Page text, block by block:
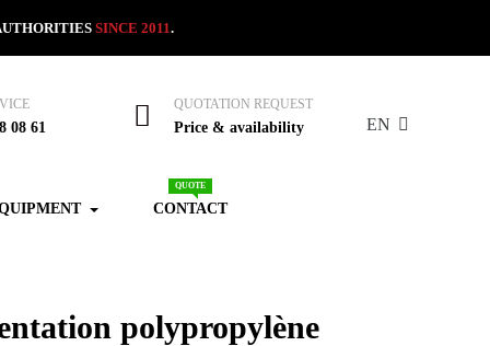
SINCE 2011.
08 61
QUOTATION REQUEST
Price & availability EN
CONTACT
QUOTE
polypropylène